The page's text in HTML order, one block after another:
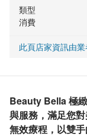
類型
消費
此頁店家資訊由業
Beauty Bella 極
與服務，滿足您
無效療程，以雙